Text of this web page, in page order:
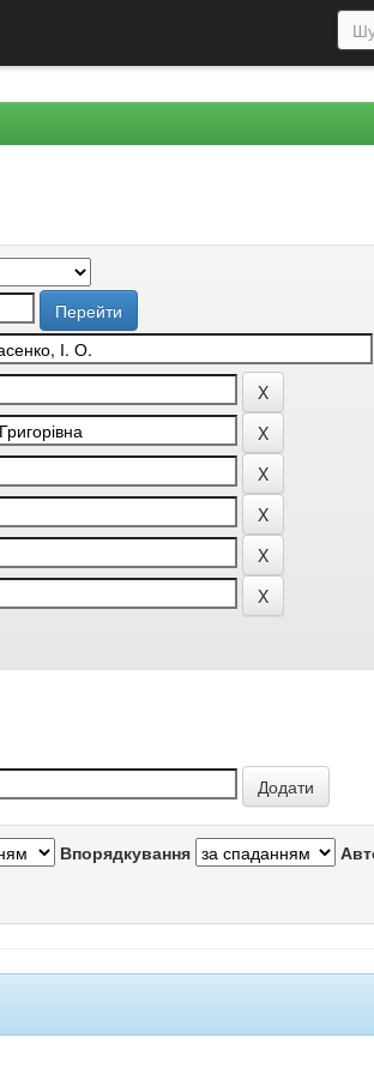
Впорядкування